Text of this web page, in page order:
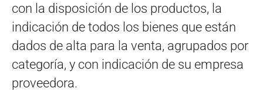
con la disposición de los productos, la
indicación de todos los bienes que están
dados de alta para la venta, agrupados por
categoría, y con indicación de su empresa
proveedora.